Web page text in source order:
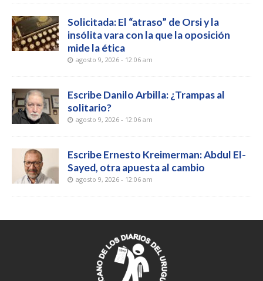
Solicitada: El “atraso” de Orsi y la
insólita vara con la que la oposición
mide la ética
agosto 9, 2026 - 12:06 am
Escribe Danilo Arbilla: ¿Trampas al
solitario?
agosto 9, 2026 - 12:06 am
Escribe Ernesto Kreimerman: Abdul El-
Sayed, otra apuesta al cambio
agosto 9, 2026 - 12:06 am